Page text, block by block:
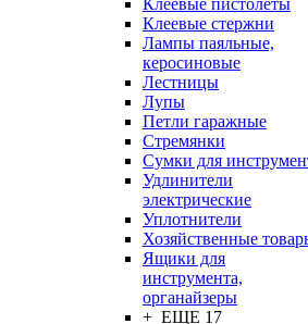
Клеевые пистолеты
Клеевые стержни
Лампы паяльные,
керосиновые
Лестницы
Лупы
Петли гаражные
Стремянки
Сумки для
Удлинители
электрические
Уплотнители
Хозяйственные
Ящики для
инструмента,
органайзеры
+ ЕЩЕ 17